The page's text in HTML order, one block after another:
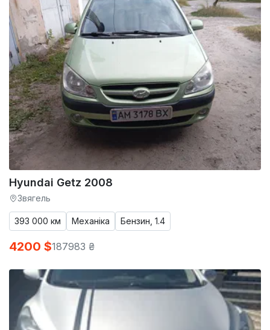
Hyundai Getz 2008
Звягель
393 000 км Механіка Бензин, 1.4
4200 $187983 ₴